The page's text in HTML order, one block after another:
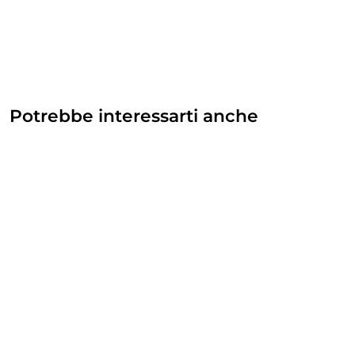
Potrebbe interessarti anche